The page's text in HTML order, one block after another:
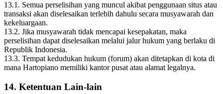
13.1. Semua perselisihan yang muncul akibat penggunaan situs atau
transaksi akan diselesaikan terlebih dahulu secara musyawarah dan
kekeluargaan.
13.2. Jika musyawarah tidak mencapai kesepakatan, maka
perselisihan dapat diselesaikan melalui jalur hukum yang berlaku di
Republik Indonesia.
13.3. Tempat kedudukan hukum (forum) akan ditetapkan di kota di
mana Hartopiano memiliki kantor pusat atau alamat legalnya.
14. Ketentuan Lain‑lain